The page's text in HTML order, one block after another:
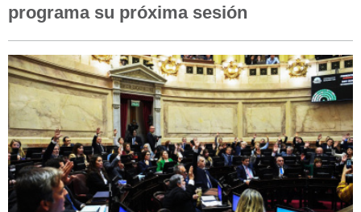
programa su próxima sesión